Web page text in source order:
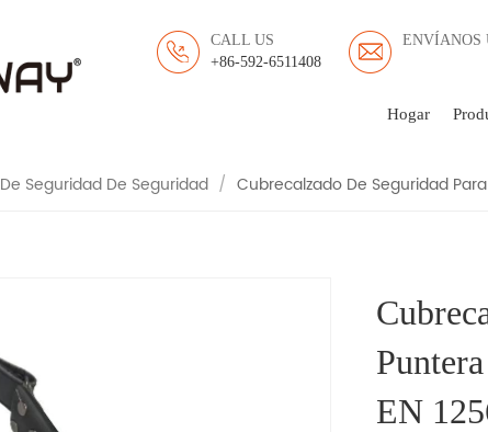
CALL US
+86-592-6511408
ENVÍANOS
Hogar
DE SEGURIDAD
DE
Seguridad De Seguridad / Cubrecalzado De Seguridad
EN